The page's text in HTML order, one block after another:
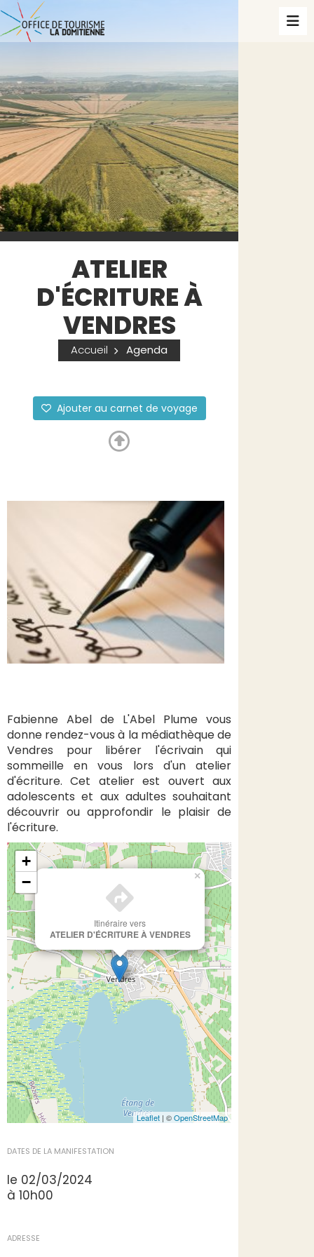
ATELIER
D'ÉCRITURE À
VENDRES
Accueil Agenda
Ajouter au carnet de voyage
Fabienne Abel de L'Abel Plume vous
donne rendez-vous à la médiathèque de
Vendres pour libérer l'écrivain qui
sommeille en vous lors d'un atelier
d'écriture. Cet atelier est ouvert aux
adolescents et aux adultes souhaitant
découvrir ou approfondir le plaisir de
l'écriture.
Itinéraire vers
ATELIER D'ÉCRITURE À VENDRES
×
+
−
Leaflet | ©OpenStreetMap
DATES DE LA MANIFESTATION
le 02/03/2024
à 10h00
ADRESSE